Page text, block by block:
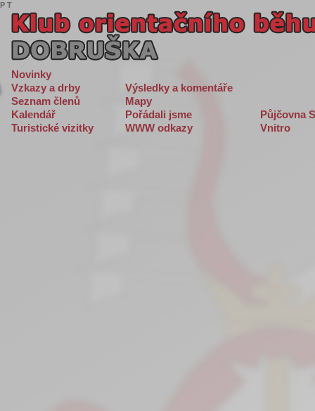
Novinky
Vzkazy a drby
Výsledky a komentáře
Seznam členů
Mapy
Kalendář
Pořádali jsme
Půjčovna
Turistické vizitky
WWW odkazy Vnitro
P T